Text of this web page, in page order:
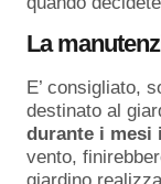
La
E’ consigliato,
destinato al
durante i mesi
vento,